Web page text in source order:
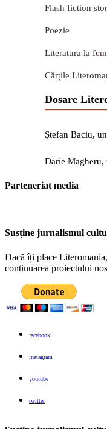
Flash fiction
Poezie
Literatura la
Cărțile
Dosare
Ștefan Baciu,
Darie
Parteneriat media
Susține jurnalismul
Dacă îți place
continuarea proiectului
facebook
instagram
youtube
twitter